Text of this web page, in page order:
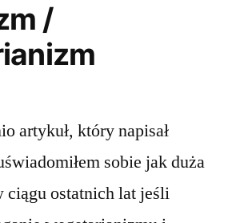
/
artykuł, który napisał
sobie jak duża
ciągu ostatnich lat jeśli